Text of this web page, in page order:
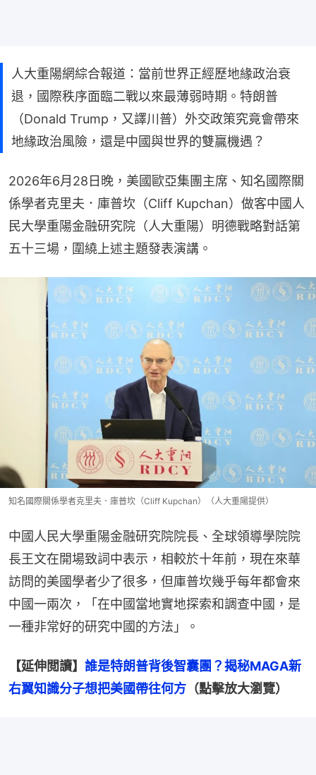
人大重陽網綜合報道：當前世界正經歷地緣政治衰
退，國際秩序面臨二戰以來最薄弱時期。特朗普
（Donald Trump，又譯川普）外交政策究竟會帶來
地緣政治風險，還是中國與世界的雙贏機遇？
2026年6月28日晚，美國歐亞集團主席、知名國際關
係學者克里夫．庫普坎（Cliff Kupchan）做客中國人
民大學重陽金融研究院（人大重陽）明德戰略對話第
五十三場，圍繞上述主題發表演講。
知名國際關係學者克里夫．庫普坎（Cliff Kupchan）（人大重陽提供）
中國人民大學重陽金融研究院院長、全球領導學院院
長王文在開場致詞中表示，相較於十年前，現在來華
訪問的美國學者少了很多，但庫普坎幾乎每年都會來
中國一兩次，「在中國當地實地探索和調查中國，是
一種非常好的研究中國的方法」。
【延伸閲讀】 誰是特朗普背後智囊團？揭秘MAGA新
右翼知識分子想把美國帶往何方 （點擊放大瀏覽）